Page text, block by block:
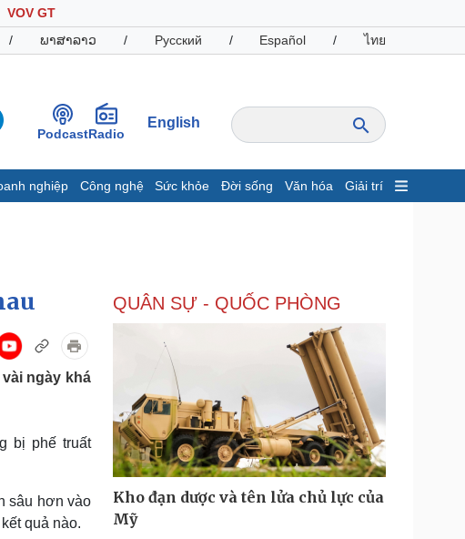
VOV GT
/ ພາສາລາວ / Русский / Español / ไทย
PodcastRadio
English
nghiệp Công nghệ Sức khỏe Đời sống Văn hóa Giải trí
Chứng khoán
Doanh nghiệp
Thông tin doanh nghiệp
Doanh nghiệp 24h
Doanh nhân
Vì cộng đồng
Sành điệu
Tin Công nghệ
Trải nghiệm
Chuyển đổi số
Du lịch
Tư vấn
Podcast
ngày khá
bị phế truất
sâu hơn vào
quả nào.
QUÂN SỰ - QUỐC PHÒNG
Kho đạn dược và tên lửa chủ lực của
Mỹ